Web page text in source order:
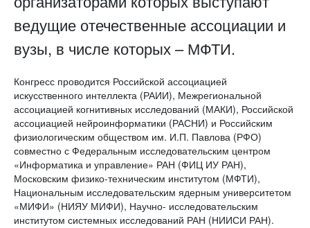
ведущие отечественные ассоциации и
вузы, в числе которых – МФТИ.
Конгресс проводится Российской ассоциацией
искусственного интеллекта (РАИИ), Межрегиональной
ассоциацией когнитивных исследований (МАКИ), Российской
ассоциацией нейроинформатики (РАСНИ) и Российским
физиологическим обществом им. И.П. Павлова (РФО)
совместно с Федеральным исследовательским центром
«Информатика и управление» РАН (ФИЦ ИУ РАН),
Московским физико-техническим институтом (МФТИ),
Национальным исследовательским ядерным университетом
«МИФИ» (НИЯУ МИФИ), Научно- исследовательским
институтом системных исследований РАН (НИИСИ РАН).